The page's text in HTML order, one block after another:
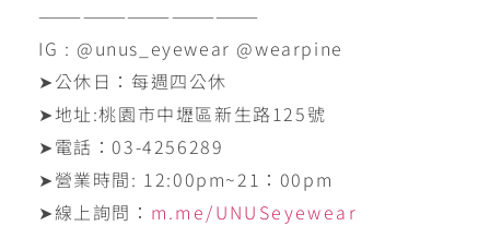
———————————————
IG : @unus_eyewear @wearpine
➤公休日：每週四公休
➤地址:‪桃園市中壢區新生路125號‬
➤電話：‪03-4256289‬
➤營業時間: ‪12:00pm~21：00pm
➤線上詢問： m.me/UNUSeyewear